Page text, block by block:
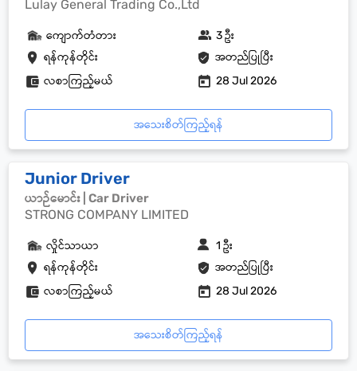
Lulay General Trading Co.,Ltd
ရန်ကုန်တိုင်း အတည်ပြုပြီး
ကျောက်တံတား 3 ဦး
လစာကြည့်မယ် 28 Jul 2026
အသေးစိတ်ကြည့်ရန်
Junior Driver
ယာဉ်မောင်း | Car Driver
STRONG COMPANY LIMITED
ရန်ကုန်တိုင်း အတည်ပြုပြီး
လှိုင်သာယာ 1 ဦး
လစာကြည့်မယ် 28 Jul 2026
အသေးစိတ်ကြည့်ရန်